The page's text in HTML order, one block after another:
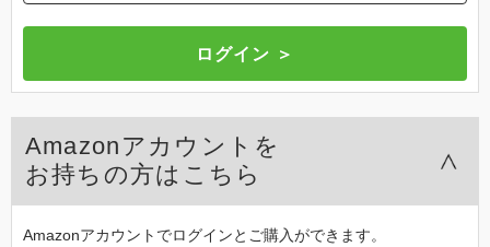
Amazonアカウントを
お持ちの方はこちら
Amazonアカウントでログインとご購入ができます。